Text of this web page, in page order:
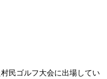
民ゴルフ大会に出場してい